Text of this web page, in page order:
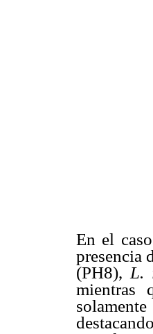
En el
presencia
(PH8), L.
mientras